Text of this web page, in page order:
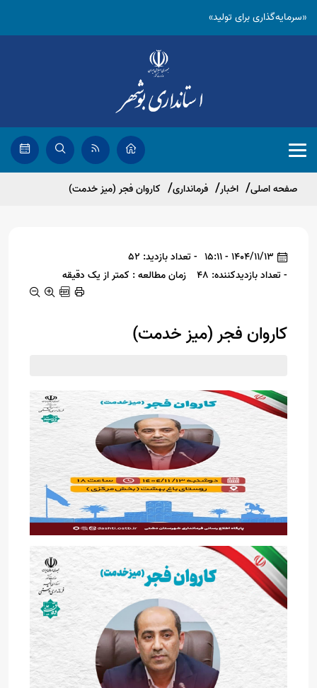
«سرمایه‌گذاری برای تولید»
صفحه اصلی اخبار فرمانداری کاروان فجر (میز خدمت)
1404/11/13 - 15:11
- تعداد بازدید: 52
- تعداد بازدیدکننده: 48
زمان مطالعه : کمتر از یک دقیقه
کاروان فجر (میز خدمت)